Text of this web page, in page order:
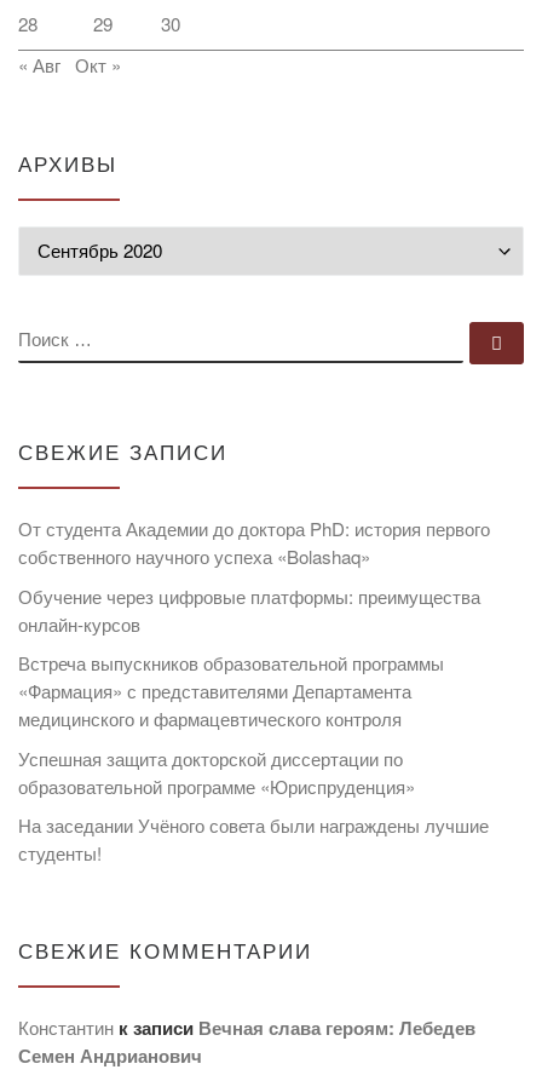
28 29
30
« Авг Окт »
АРХИВЫ
ПОИСК
СВЕЖИЕ ЗАПИСИ
От студента Академии до доктора PhD: история первого
собственного научного успеха «Bolashaq»
Обучение через цифровые платформы: преимущества
онлайн-курсов
Встреча выпускников образовательной программы
«Фармация» с представителями Департамента
медицинского и фармацевтического контроля
Успешная защита докторской диссертации по
образовательной программе «Юриспруденция»
На заседании Учёного совета были награждены лучшие
студенты!
СВЕЖИЕ КОММЕНТАРИИ
Константин к записи Вечная слава героям: Лебедев
Семен Андрианович